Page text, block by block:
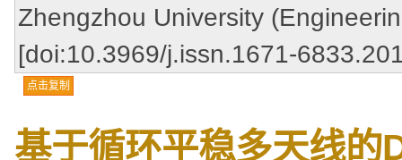
Zhengzhou University
[doi:10.3969/j.issn.1671-
点击复制
基于循环平稳多天线的